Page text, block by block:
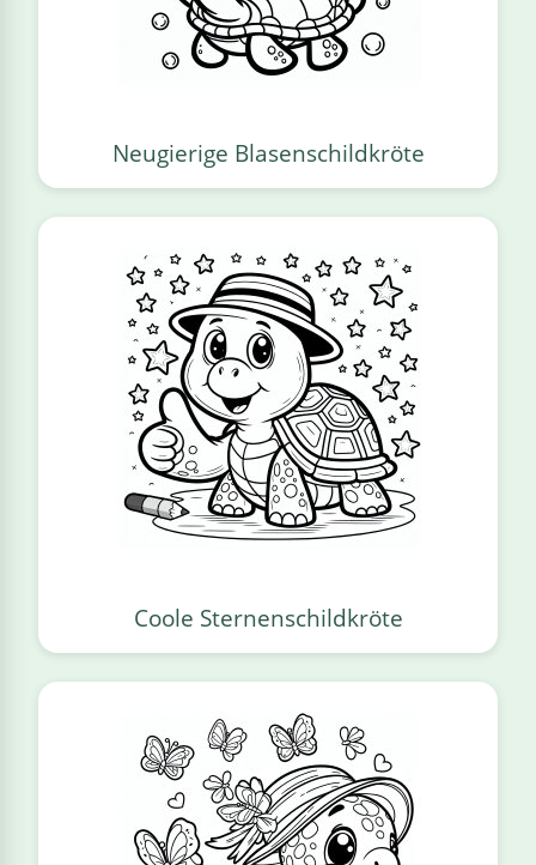
Neugierige Blasenschildkröte
Coole Sternenschildkröte